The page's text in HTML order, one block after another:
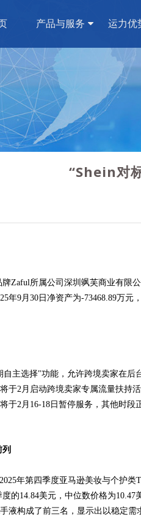
产品与服务 运力优
“Shein对
Zaful所属公司深圳飒芙商业有
年9月30日净资产为-73468.89万
主选择"功能，允许跨境卖家在
于2月启动跨境卖家专属流量扶
于2月16-18日暂停服务，其他时段
年第四季度亚马逊美妆与个护
的14.84美元，中位数价格为
液构成了前三名，显示出以稳定